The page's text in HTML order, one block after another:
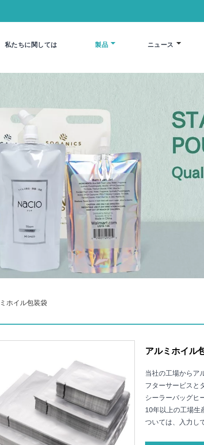
私たちに関しては 製品 ニュース
ホイル包装袋
アルミホイル
当社の工場からア
フターサービスと
シーラーバッグヒ
10年以上の工場生
ついては、入力し